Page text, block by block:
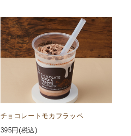
チョコレートモカフラッペ
395円(税込)